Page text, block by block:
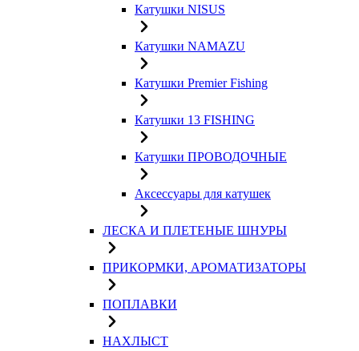
Катушки NISUS
Катушки NAMAZU
Катушки Premier Fishing
Катушки 13 FISHING
Катушки ПРОВОДОЧНЫЕ
Аксессуары для катушек
ЛЕСКА И ПЛЕТЕНЫЕ ШНУРЫ
ПРИКОРМКИ, АРОМАТИЗАТОРЫ
ПОПЛАВКИ
НАХЛЫСТ